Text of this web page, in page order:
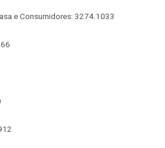
e Consumidores: 3274.1033